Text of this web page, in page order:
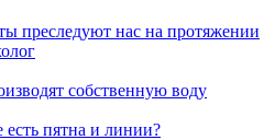
преследуют нас на протяжении
собственную воду
пятна и линии?